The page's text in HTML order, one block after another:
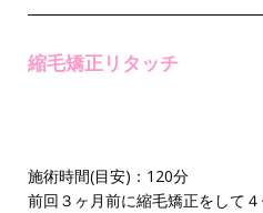
縮毛矯正リタッチ
施術時間(目安)：120分
前回３ヶ月前に縮毛矯正をして